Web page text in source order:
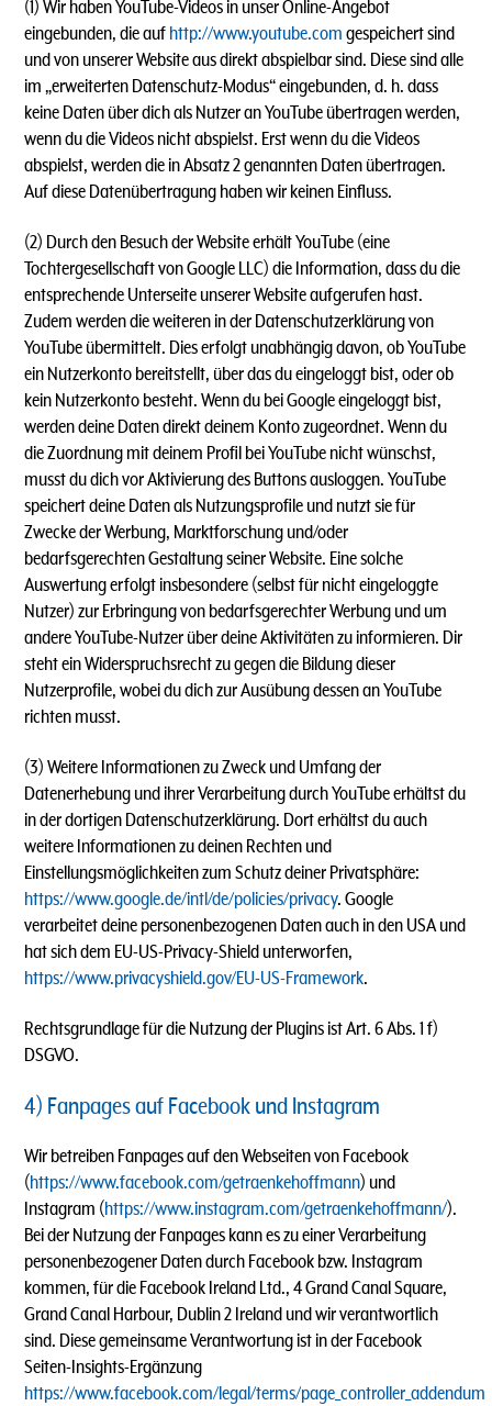
(1) Wir haben YouTube-Videos in unser Online-Angebot
eingebunden, die auf http://www.youtube.com gespeichert sind
und von unserer Website aus direkt abspielbar sind. Diese sind alle
im „erweiterten Datenschutz-Modus“ eingebunden, d. h. dass
keine Daten über dich als Nutzer an YouTube übertragen werden,
wenn du die Videos nicht abspielst. Erst wenn du die Videos
abspielst, werden die in Absatz 2 genannten Daten übertragen.
Auf diese Datenübertragung haben wir keinen Einfluss.
(2) Durch den Besuch der Website erhält YouTube (eine
Tochtergesellschaft von Google LLC) die Information, dass du die
entsprechende Unterseite unserer Website aufgerufen hast.
Zudem werden die weiteren in der Datenschutzerklärung von
YouTube übermittelt. Dies erfolgt unabhängig davon, ob YouTube
ein Nutzerkonto bereitstellt, über das du eingeloggt bist, oder ob
kein Nutzerkonto besteht. Wenn du bei Google eingeloggt bist,
werden deine Daten direkt deinem Konto zugeordnet. Wenn du
die Zuordnung mit deinem Profil bei YouTube nicht wünschst,
musst du dich vor Aktivierung des Buttons ausloggen. YouTube
speichert deine Daten als Nutzungsprofile und nutzt sie für
Zwecke der Werbung, Marktforschung und/oder
bedarfsgerechten Gestaltung seiner Website. Eine solche
Auswertung erfolgt insbesondere (selbst für nicht eingeloggte
Nutzer) zur Erbringung von bedarfsgerechter Werbung und um
andere YouTube-Nutzer über deine Aktivitäten zu informieren. Dir
steht ein Widerspruchsrecht zu gegen die Bildung dieser
Nutzerprofile, wobei du dich zur Ausübung dessen an YouTube
richten musst.
(3) Weitere Informationen zu Zweck und Umfang der
Datenerhebung und ihrer Verarbeitung durch YouTube erhältst du
in der dortigen Datenschutzerklärung. Dort erhältst du auch
weitere Informationen zu deinen Rechten und
Einstellungsmöglichkeiten zum Schutz deiner Privatsphäre:
https://www.google.de/intl/de/policies/privacy. Google
verarbeitet deine personenbezogenen Daten auch in den USA und
hat sich dem EU-US-Privacy-Shield unterworfen,
https://www.privacyshield.gov/EU-US-Framework.
Rechtsgrundlage für die Nutzung der Plugins ist Art. 6 Abs. 1 f)
DSGVO.
4) Fanpages auf Facebook und Instagram
Wir betreiben Fanpages auf den Webseiten von Facebook
(https://www.facebook.com/getraenkehoffmann) und
Instagram (https://www.instagram.com/getraenkehoffmann/).
Bei der Nutzung der Fanpages kann es zu einer Verarbeitung
personenbezogener Daten durch Facebook bzw. Instagram
kommen, für die Facebook Ireland Ltd., 4 Grand Canal Square,
Grand Canal Harbour, Dublin 2 Ireland und wir verantwortlich
sind. Diese gemeinsame Verantwortung ist in der Facebook
Seiten-Insights-Ergänzung
https://www.facebook.com/legal/terms/page_controller_addendum